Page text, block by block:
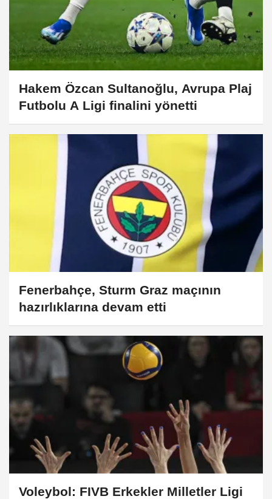
Hakem Özcan Sultanoğlu, Avrupa Plaj
Futbolu A Ligi finalini yönetti
Fenerbahçe, Sturm Graz maçının
hazırlıklarına devam etti
Voleybol: FIVB Erkekler Milletler Ligi